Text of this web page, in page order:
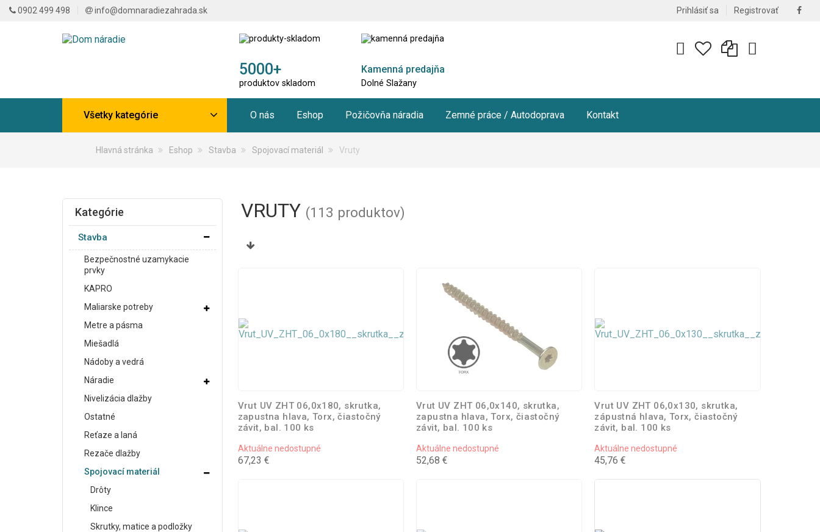
0902 499 498 info@domnaradiezahrada.sk Prihlásiť sa Registrovať
5000+
produktov skladom
Kamenná predajňa
Dolné Slažany
Všetky kategórie O nás Eshop Požičovňa náradia Zemné práce / Autodoprava Kontakt
Hlavná stránka Eshop Stavba Spojovací materiál Vruty
VRUTY (113 produktov)
Vrut UV ZHT 06,0x180, skrutka,
zapustna hlava, Torx, čiastočný
závit, bal. 100 ks
Aktuálne nedostupné
67,23 €
Vrut UV ZHT 06,0x140, skrutka,
zapustna hlava, Torx, čiastočný
závit, bal. 100 ks
Aktuálne nedostupné
52,68 €
Vrut UV ZHT 06,0x130, skrutka,
zápustná hlava, Torx, čiastočný
závit, bal. 100 ks
Aktuálne nedostupné
45,76 €
Kategórie
Stavba
Bezpečnostné uzamykacie
prvky
KAPRO
Maliarske potreby
Metre a pásma
Miešadlá
Nádoby a vedrá
Náradie
Nivelizácia dlažby
Ostatné
Reťaze a laná
Rezače dlažby
Spojovací materiál
Drôty
Klince
Skrutky, matice a podložky